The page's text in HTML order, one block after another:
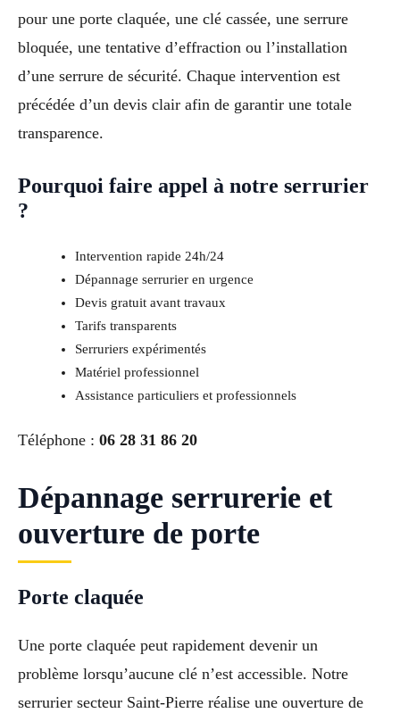
pour une porte claquée, une clé cassée, une serrure
bloquée, une tentative d’effraction ou l’installation
d’une serrure de sécurité. Chaque intervention est
précédée d’un devis clair afin de garantir une totale
transparence.
Pourquoi faire appel à notre serrurier
?
Intervention rapide 24h/24
Dépannage serrurier en urgence
Devis gratuit avant travaux
Tarifs transparents
Serruriers expérimentés
Matériel professionnel
Assistance particuliers et professionnels
Téléphone : 06 28 31 86 20
Dépannage serrurerie et
ouverture de porte
Porte claquée
Une porte claquée peut rapidement devenir un
problème lorsqu’aucune clé n’est accessible. Notre
serrurier secteur Saint-Pierre réalise une ouverture de